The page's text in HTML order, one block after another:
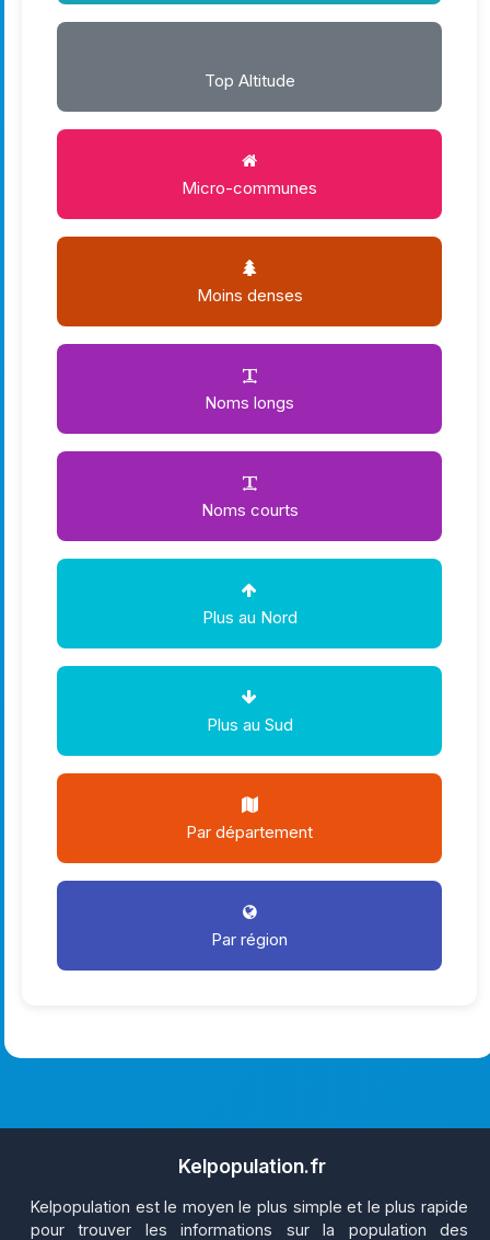
Top Altitude
Micro-communes
Moins denses
Noms longs
Noms courts
Plus au Nord
Plus au Sud
Par département
Par région
Kelpopulation.fr
Kelpopulation est le moyen le plus simple et le plus rapide
pour trouver les informations sur la population des